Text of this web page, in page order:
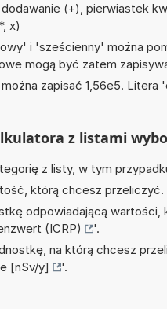
(+), pierwiastek
x)
i 'sześcienny' można
mogą być zatem
zapisać 1,56e5. Litera
z listami
z listy, w tym
którą chcesz przeliczyć.
odpowiadającą
(ICRP)
'.
na którą chcesz
[nSv/y]
'.